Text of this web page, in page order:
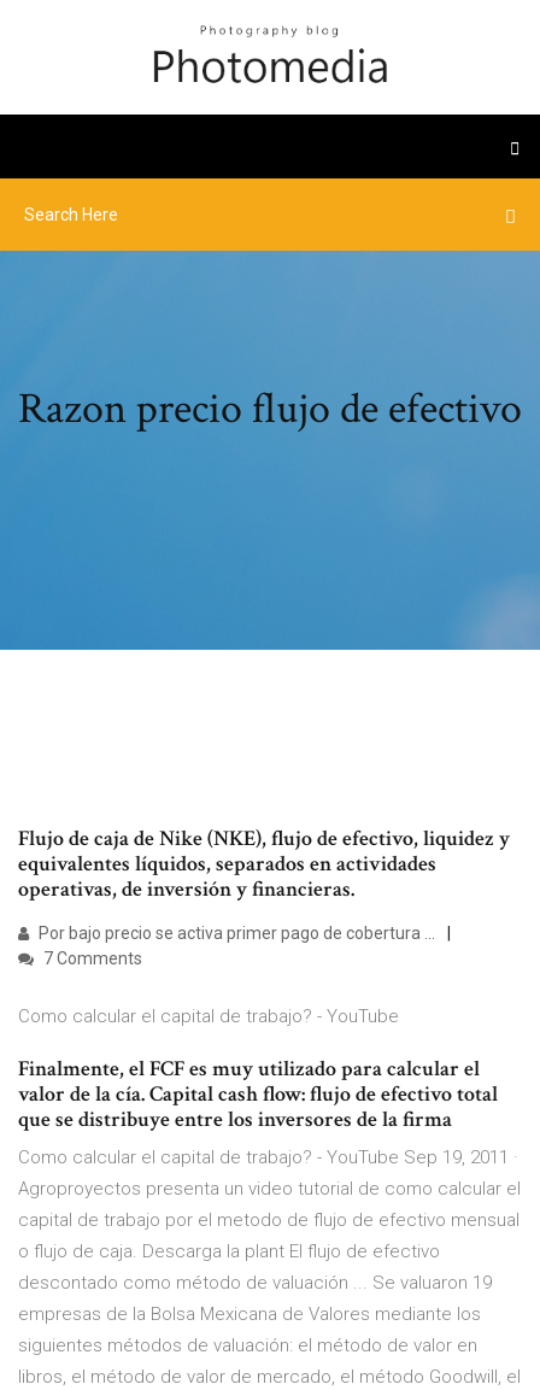
Razon precio flujo de efectivo
Flujo de caja de Nike (NKE), flujo de efectivo, liquidez y
equivalentes líquidos, separados en actividades
operativas, de inversión y financieras.
Por bajo precio se activa primer pago de cobertura ...
7 Comments
Como calcular el capital de trabajo? - YouTube
Finalmente, el FCF es muy utilizado para calcular el
valor de la cía. Capital cash flow: flujo de efectivo total
que se distribuye entre los inversores de la firma
Como calcular el capital de trabajo? - YouTube Sep 19, 2011 ·
Agroproyectos presenta un video tutorial de como calcular el
capital de trabajo por el metodo de flujo de efectivo mensual
o flujo de caja. Descarga la plant El flujo de efectivo
descontado como método de valuación ... Se valuaron 19
empresas de la Bolsa Mexicana de Valores mediante los
siguientes métodos de valuación: el método de valor en
libros, el método de valor de mercado, el método Goodwill, el